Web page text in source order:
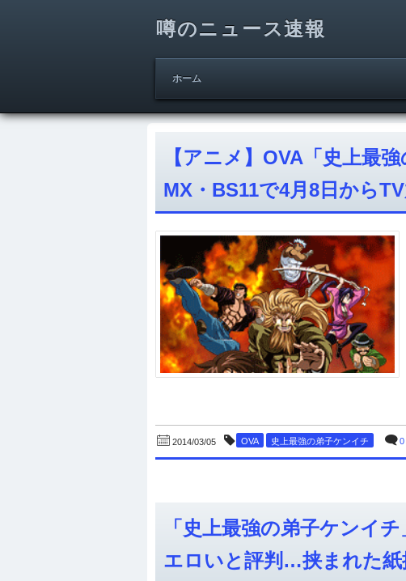
噂のニュース速報
ホーム
【アニメ】OVA「史上最
MX・BS11で4月8日から
2014/03/05 OVA 史上最強の弟子ケンイチ 0
「史上最強の弟子ケンイ
エロいと評判…挟まれた